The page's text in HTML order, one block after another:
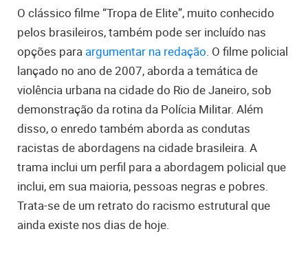
O clássico filme “Tropa de Elite”, muito conhecido
pelos brasileiros, também pode ser incluído nas
opções para argumentar na redação. O filme policial
lançado no ano de 2007, aborda a temática de
violência urbana na cidade do Rio de Janeiro, sob
demonstração da rotina da Polícia Militar. Além
disso, o enredo também aborda as condutas
racistas de abordagens na cidade brasileira. A
trama inclui um perfil para a abordagem policial que
inclui, em sua maioria, pessoas negras e pobres.
Trata-se de um retrato do racismo estrutural que
ainda existe nos dias de hoje.